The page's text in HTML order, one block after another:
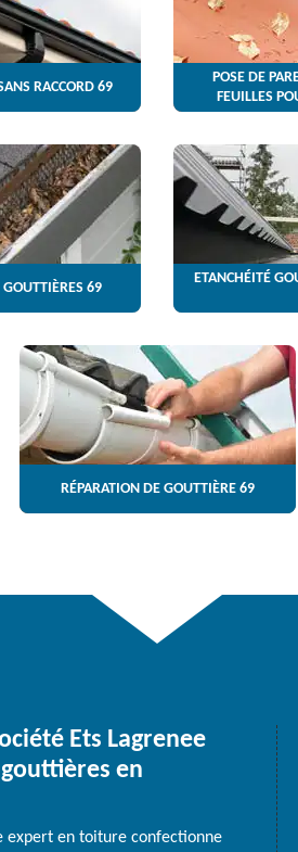
RACCORD 69
POSE DE
FEUILLES
69
ETANCHÉITÉ
RÉPARATION DE GOUTTIÈRE 69
Ets Lagrenee
en
expert en toiture confectionne